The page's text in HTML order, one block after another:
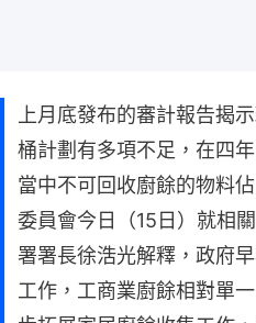
上月底發布的審計報告揭
桶計劃有多項不足，在四
當中不可回收廚餘的物料
委員會今日（15日）就相
署署長徐浩光解釋，政府
工作，工商業廚餘相對單